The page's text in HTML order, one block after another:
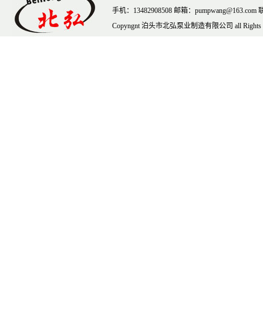
手机：13482908508 邮箱：pumpwang@163.com
Copyngnt 泊头市北弘泵业制造有限公司 all Rights